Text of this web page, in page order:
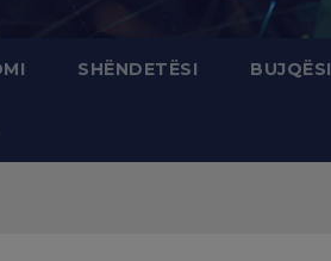
SHËNDETËSI BUJQËSI